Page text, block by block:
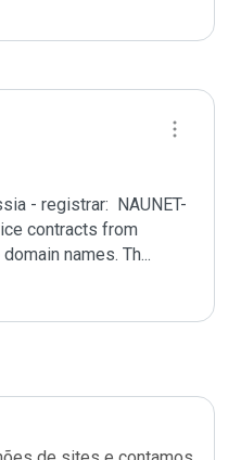
- registrar:  NAUNET-
contracts from
names. Th...